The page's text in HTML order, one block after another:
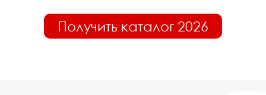
Получить каталог 2026